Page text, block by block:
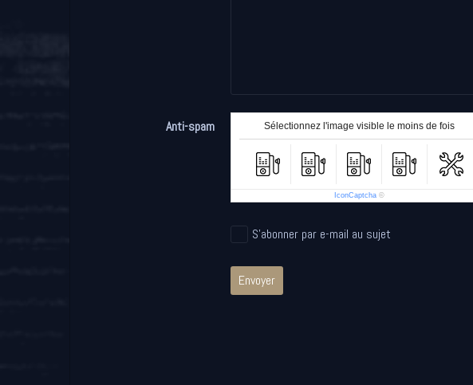
Anti-spam Sélectionnez l'image visible le moins de fois
IconCaptcha ©
S'abonner par e-mail au sujet
Envoyer